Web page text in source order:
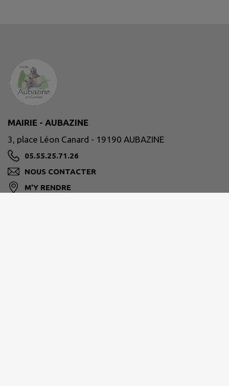
MAIRIE - AUBAZINE
3, place Léon Canard - 19190 AUBAZINE
05.55.25.71.26
NOUS CONTACTER
M'Y RENDRE